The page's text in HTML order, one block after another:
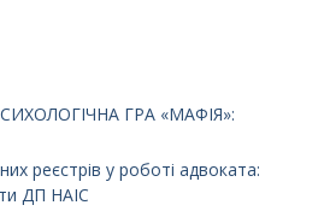
ГРА «МАФІЯ»:
реєстрів у роботі адвоката:
ДП НАІС